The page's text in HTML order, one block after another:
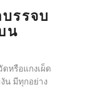
รรจบ
น
หรือแกงเผ็ด
งัน มีทุกอย่าง